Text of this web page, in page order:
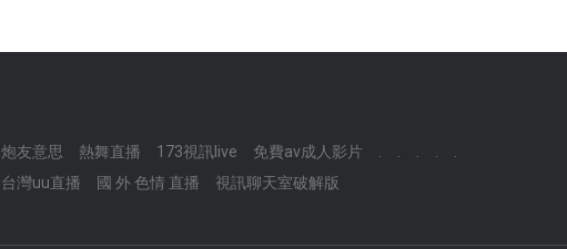
炮友意思 熱舞直播 173視訊live 免費av成人影片
台灣uu直播 國 外 色情 直播 視訊聊天室破解版